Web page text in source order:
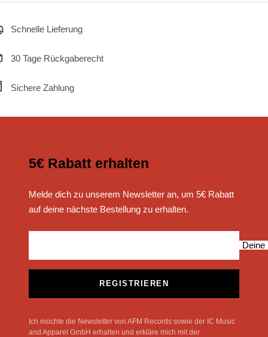
Schnelle Lieferung
30 Tage Rückgaberecht
Sichere Zahlung
5€ Rabatt erhalten
Melde dich zu unserem Newsletter an, um 5€ Rabatt
auf deine nächste Bestellung zu erhalten.
Deine
REGISTRIEREN
Ich möchte die Newsletter von AFM Records sowie der IC Music
and Apparel GmbH erhalten und erkläre mich mit der